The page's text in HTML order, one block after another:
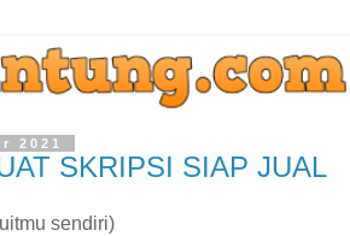
2021
SKRIPSI SIAP JUAL
sendiri)